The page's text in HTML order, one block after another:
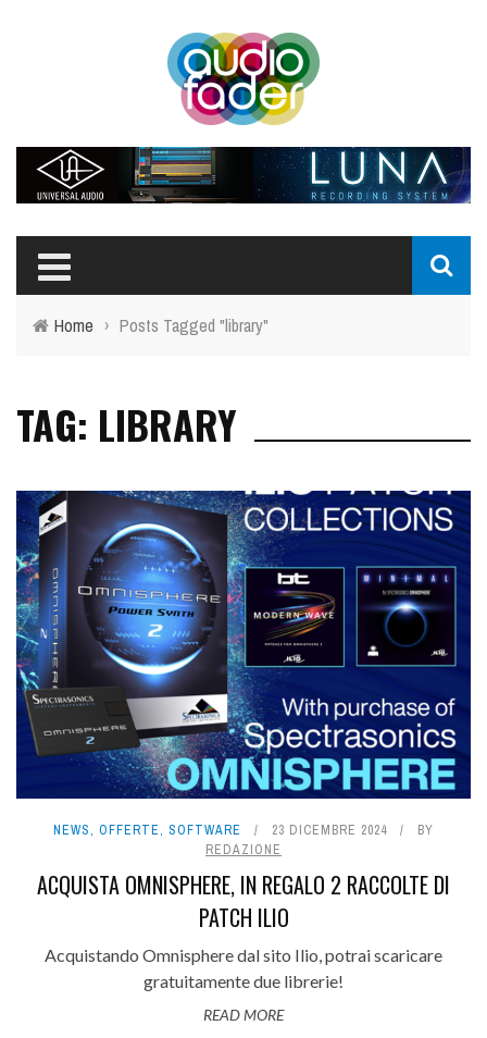
Home › Posts Tagged "library"
TAG: LIBRARY
NEWS, OFFERTE, SOFTWARE 23 DICEMBRE 2024
BY
REDAZIONE
ACQUISTA OMNISPHERE, IN REGALO 2 RACCOLTE DI
PATCH ILIO
Acquistando Omnisphere dal sito Ilio, potrai scaricare
gratuitamente due librerie!
READ MORE